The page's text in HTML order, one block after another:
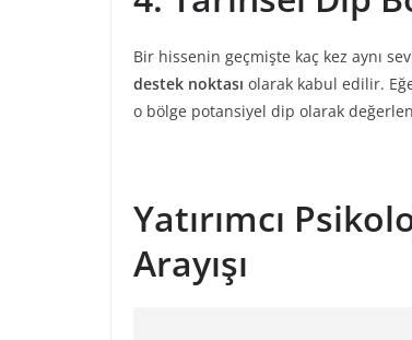
Bir hissenin geçmişte kaç kez aynı
destek noktası olarak kabul edilir.
o bölge potansiyel dip olarak
Yatırımcı
Arayışı